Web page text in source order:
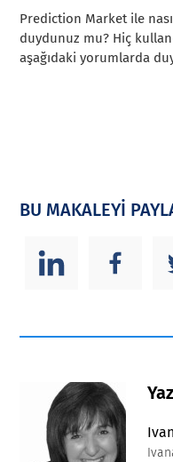
Prediction Market ile
duydunuz mu? Hiç
aşağıdaki yorumlarda
BU MAKALEYİ